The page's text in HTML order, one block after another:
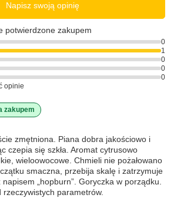
Napisz swoją opinię
potwierdzone zakupem
0
1
0
0
0
opinie
zakupem
zmętniona. Piana dobra jakościowo i
czepia się szkła. Aromat cytrusowo
wieloowocowe. Chmieli nie pożałowano
smaczna, przebija skalę i zatrzymuje
„hopburn”. Goryczka w porządku.
parametrów.